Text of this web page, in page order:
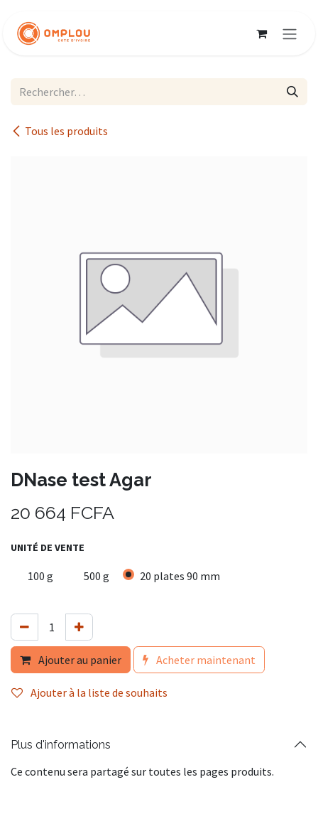
Tous les produits
DNase test Agar
20 664 FCFA
UNITÉ DE VENTE
100 g 500 g 20 plates 90 mm
Ajouter au panier Acheter maintenant
Ajouter à la liste de souhaits
Plus d'informations
Ce contenu sera partagé sur toutes les pages produits.